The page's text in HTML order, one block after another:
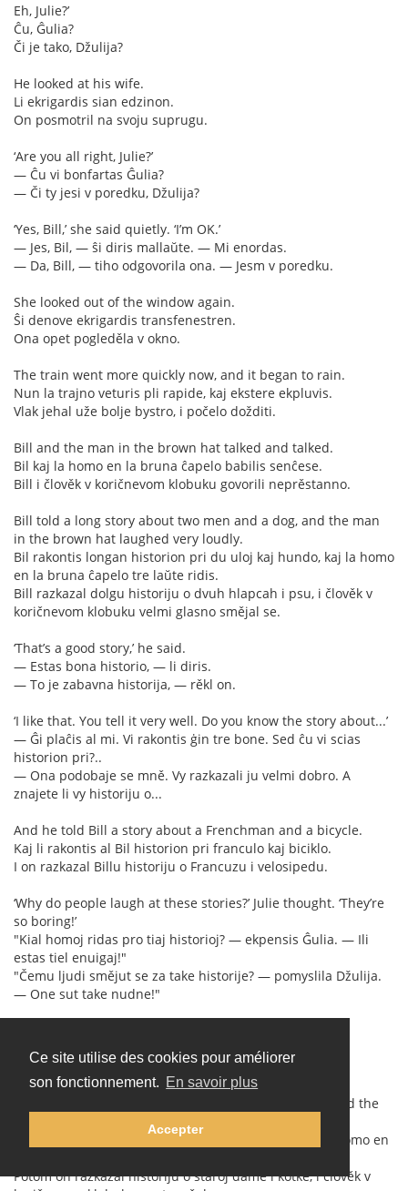
Ce site utilise des cookies pour améliorer
son fonctionnement. En savoir plus
Accepter
Eh, Julie?’
Ĉu, Ĝulia?
Či je tako, Džulija?
He looked at his wife.
Li ekrigardis sian edzinon.
On posmotril na svoju suprugu.
‘Are you all right, Julie?’
— Ĉu vi bonfartas Ĝulia?
— Či ty jesi v poredku, Džulija?
‘Yes, Bill,’ she said quietly. ‘I’m OK.’
— Jes, Bil, — ŝi diris mallaŭte. — Mi enordas.
— Da, Bill, — tiho odgovorila ona. — Jesm v poredku.
She looked out of the window again.
Ŝi denove ekrigardis transfenestren.
Ona opet pogleděla v okno.
The train went more quickly now, and it began to rain.
Nun la trajno veturis pli rapide, kaj ekstere ekpluvis.
Vlak jehal uže bolje bystro, i počelo dožditi.
Bill and the man in the brown hat talked and talked.
Bil kaj la homo en la bruna ĉapelo babilis senĉese.
Bill i člověk v koričnevom klobuku govorili neprěstanno.
Bill told a long story about two men and a dog, and the man
in the brown hat laughed very loudly.
Bil rakontis longan historion pri du uloj kaj hundo, kaj la homo
en la bruna ĉapelo tre laŭte ridis.
Bill razkazal dolgu historiju o dvuh hlapcah i psu, i člověk v
koričnevom klobuku velmi glasno smějal se.
‘That’s a good story,’ he said.
— Estas bona historio, — li diris.
— To je zabavna historija, — rěkl on.
‘I like that. You tell it very well. Do you know the story about...’
— Ĝi plaĉis al mi. Vi rakontis ġin tre bone. Sed ĉu vi scias
historion pri?..
— Ona podobaje se mně. Vy razkazali ju velmi dobro. A
znajete li vy historiju o...
And he told Bill a story about a Frenchman and a bicycle.
Kaj li rakontis al Bil historion pri franculo kaj biciklo.
I on razkazal Billu historiju o Francuzu i velosipedu.
‘Why do people laugh at these stories?’ Julie thought. ‘They’re
so boring!’
"Kial homoj ridas pro tiaj historioj? — ekpensis Ĝulia. — Ili
estas tiel enuigaj!"
"Čemu ljudi smějut se za take historije? — pomyslila Džulija.
— One sut take nudne!"
Sed al Bill ili plaĉis.
Ale Billu to podobalo se.
Then he told a story about an old woman and a cat, and the
man in the brown hat laughed again.
Poste li rakontis historion pri oldulino kaj kato, kaj la homo en
Potom on razkazal historiju o staroj damě i kotkě, i člověk v